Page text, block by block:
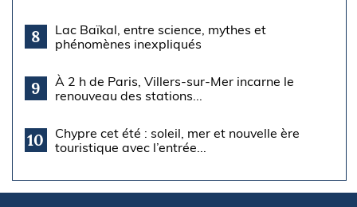
8
Lac Baïkal, entre science, mythes et
phénomènes inexpliqués
9
À 2 h de Paris, Villers-sur-Mer incarne le
renouveau des stations...
10
Chypre cet été : soleil, mer et nouvelle ère
touristique avec l’entrée...